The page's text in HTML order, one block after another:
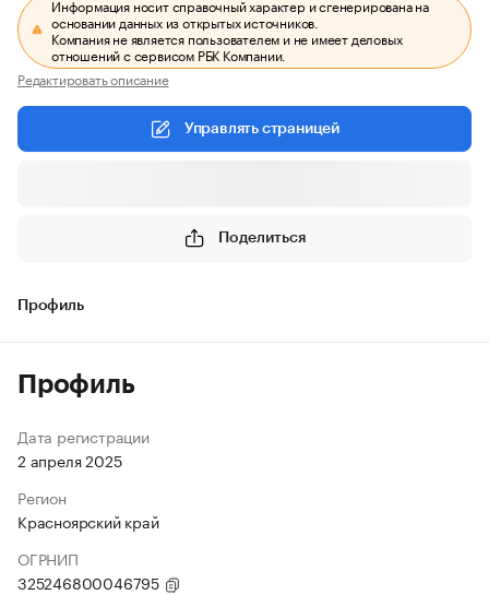
Информация носит справочный характер и сгенерирована на
основании данных из открытых источников.
Компания не является пользователем и не имеет деловых
отношений с сервисом РБК Компании.
Редактировать описание
Управлять страницей
Поделиться
Профиль
Профиль
Дата регистрации
2 апреля 2025
Регион
Красноярский край
ОГРНИП
325246800046795